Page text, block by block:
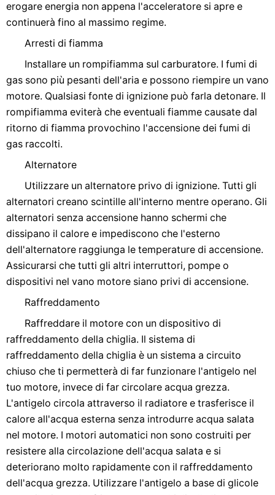
erogare energia non appena l'acceleratore si apre e
continuerà fino al massimo regime.
Arresti di fiamma
Installare un rompifiamma sul carburatore. I fumi di
gas sono più pesanti dell'aria e possono riempire un vano
motore. Qualsiasi fonte di ignizione può farla detonare. Il
rompifiamma eviterà che eventuali fiamme causate dal
ritorno di fiamma provochino l'accensione dei fumi di
gas raccolti.
Alternatore
Utilizzare un alternatore privo di ignizione. Tutti gli
alternatori creano scintille all'interno mentre operano. Gli
alternatori senza accensione hanno schermi che
dissipano il calore e impediscono che l'esterno
dell'alternatore raggiunga le temperature di accensione.
Assicurarsi che tutti gli altri interruttori, pompe o
dispositivi nel vano motore siano privi di accensione.
Raffreddamento
Raffreddare il motore con un dispositivo di
raffreddamento della chiglia. Il sistema di
raffreddamento della chiglia è un sistema a circuito
chiuso che ti permetterà di far funzionare l'antigelo nel
tuo motore, invece di far circolare acqua grezza.
L'antigelo circola attraverso il radiatore e trasferisce il
calore all'acqua esterna senza introdurre acqua salata
nel motore. I motori automatici non sono costruiti per
resistere alla circolazione dell'acqua salata e si
deteriorano molto rapidamente con il raffreddamento
dell'acqua grezza. Utilizzare l'antigelo a base di glicole